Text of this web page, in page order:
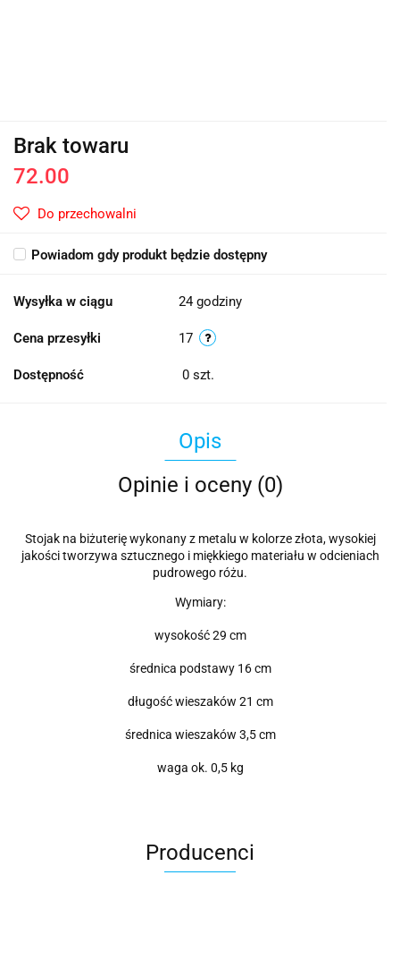
Brak towaru
72.00
Do przechowalni
Powiadom gdy produkt będzie dostępny
Wysyłka w ciągu 24 godziny
Cena przesyłki 17
Dostępność 0 szt.
Opis
Opinie i oceny (0)
Stojak na biżuterię wykonany z metalu w kolorze złota, wysokiej
jakości tworzywa sztucznego i miękkiego materiału w odcieniach
pudrowego różu.
Wymiary:
wysokość 29 cm
średnica podstawy 16 cm
długość wieszaków 21 cm
średnica wieszaków 3,5 cm
waga ok. 0,5 kg
Producenci